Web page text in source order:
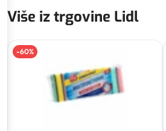
Više iz trgovine Lidl
-60%